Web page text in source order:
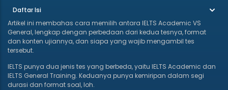
Daftar Isi
Artikel ini membahas cara memilih antara IELTS Academic VS
General, lengkap dengan perbedaan dari kedua tesnya, format
dan konten ujiannya, dan siapa yang wajib mengambil tes
tersebut.
IELTS punya dua jenis tes yang berbeda, yaitu IELTS Academic dan
IELTS General Training. Keduanya punya kemiripan dalam segi
durasi dan format soal, loh.